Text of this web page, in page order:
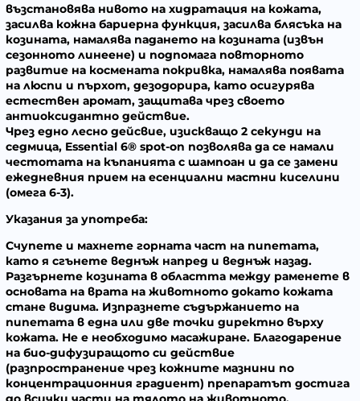
възстановява нивото на хидратация на кожата,
засилва кожна бариерна функция, засилва блясъка на
козината, намалява падането на козината (извън
сезонното линеене) и подпомага повторното
развитие на космената покривка, намалява появата
на люспи и пърхот, дезодорира, като осигурява
естествен аромат, защитава чрез своето
антиоксидантно действие.
Чрез едно лесно дейсвие, изискващо 2 секунди на
седмица, Essential 6® spot-on позволява да се намали
честотата на къпанията с шампоан и да се замени
ежедневния прием на есенциални мастни киселини
(омега 6-3).
Указания за употреба:
Счупете и махнете горната част на пипетата,
като я сгънете веднъж напред и веднъж назад.
Разгърнете козината в областта между раменете в
основата на врата на животното докато кожата
стане видима. Изпразнете съдържанието на
пипетата в една или две точки директно върху
кожата. Не е необходимо масажиране. Благодарение
на био-дифузиращото си действие
(разпространение чрез кожните мазнини по
концентрационния градиент) препаратът достига